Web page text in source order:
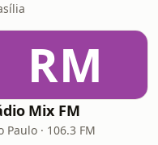
RM
Mix FM
Paulo · 106.3 FM